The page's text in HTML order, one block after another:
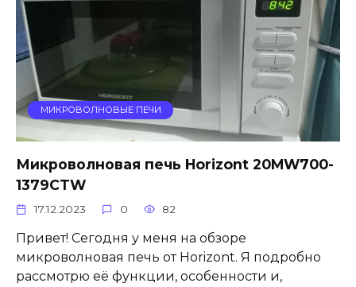
МИКРОВОЛНОВЫЕ ПЕЧИ
Микроволновая печь Horizont 20MW700-
1379CTW
17.12.2023 0 82
Привет! Сегодня у меня на обзоре
микроволновая печь от Horizont. Я подробно
рассмотрю её функции, особенности и,